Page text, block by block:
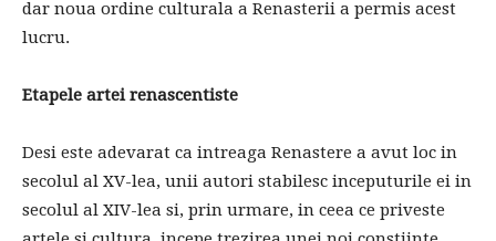
dar noua ordine culturala a Renasterii a permis acest
lucru.
Etapele artei renascentiste
Desi este adevarat ca intreaga Renastere a avut loc in
secolul al XV-lea, unii autori stabilesc inceputurile ei in
secolul al XIV-lea si, prin urmare, in ceea ce priveste